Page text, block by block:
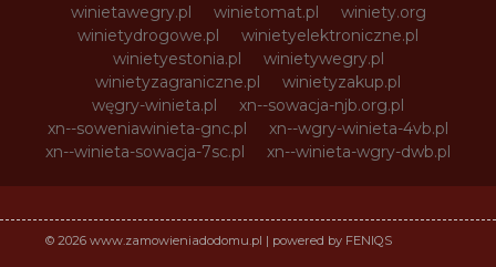
winietawegry.pl
winietomat.pl
winiety.org
winietydrogowe.pl
winietyelektroniczne.pl
winietyestonia.pl
winietywegry.pl
winietyzagraniczne.pl
winietyzakup.pl
węgry-winieta.pl
xn--sowacja-njb.org.pl
xn--soweniawinieta-gnc.pl
xn--wgry-winieta-4vb.pl
xn--winieta-sowacja-7sc.pl
xn--winieta-wgry-dwb.pl
© 2026 www.zamowieniadodomu.pl | powered by FENIQS